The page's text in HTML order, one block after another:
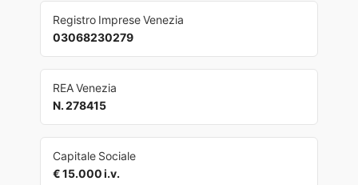
Registro Imprese Venezia
03068230279
REA Venezia
N. 278415
Capitale Sociale
€ 15.000 i.v.